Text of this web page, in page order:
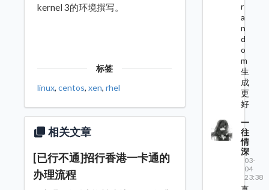
kernel 3的环境撰写。
标签
linux,centos,xen,rhel
相关文章
[已行不通]招行香港一卡通的
办理流程
r
a
n
d
o
m
生
成
更
好
一
往
情
深
03-
04
23:38